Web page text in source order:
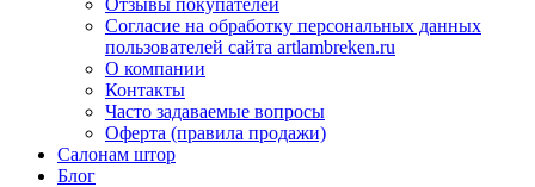
Отзывы покупателей
Согласие на обработку персональных данных
пользователей сайта artlambreken.ru
О компании
Контакты
Часто задаваемые вопросы
Оферта (правила продажи)
Салонам штор
Блог